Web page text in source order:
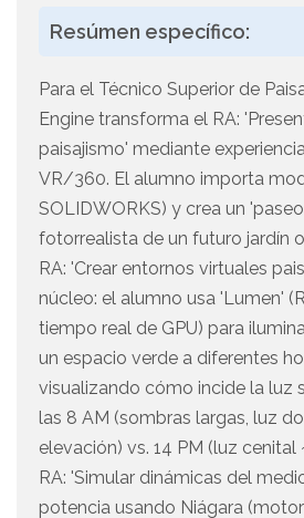
Resúmen específico:
Para el Técnico Superior de
Engine transforma el RA:
paisajismo' mediante
VR/360. El alumno importa
SOLIDWORKS) y crea un
fotorrealista de un futuro jardín
RA: 'Crear entornos virtuales
núcleo: el alumno usa 'Lumen'
tiempo real de GPU) para
un espacio verde a diferentes
visualizando cómo incide la luz
las 8 AM (sombras largas, luz
elevación) vs. 14 PM (luz cenital
RA: 'Simular dinámicas del
potencia usando Niágara